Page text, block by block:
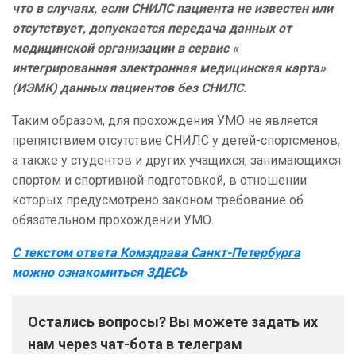
что в случаях, если СНИЛС пациента не известен или
отсутствует, допускается передача данных от
медицинской организации в сервис «
интегрированная электронная медицинская карта»
(ИЭМК) данных пациентов без СНИЛС.
Таким образом, для прохождения УМО не является
препятствием отсутствие СНИЛС у детей-спортсменов,
а также у студентов и других учащихся, занимающихся
спортом и спортивной подготовкой, в отношении
которых предусмотрено законом требование об
обязательном прохождении УМО.
С текстом ответа Комздрава Санкт-Петербурга
можно ознакомиться ЗДЕСЬ
Остались вопросы? Вы можете задать их
нам через чат-бота в телеграм